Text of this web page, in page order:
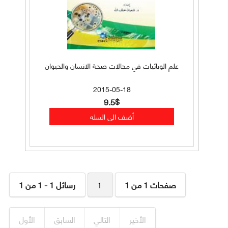
علم الوبائيات في مجالات صحة الانسان والحيوان
2015-05-18
9.5$
رسائل 1 - 1 من 1 1 صفحات 1 من 1
الأول السابق التالي الأخير